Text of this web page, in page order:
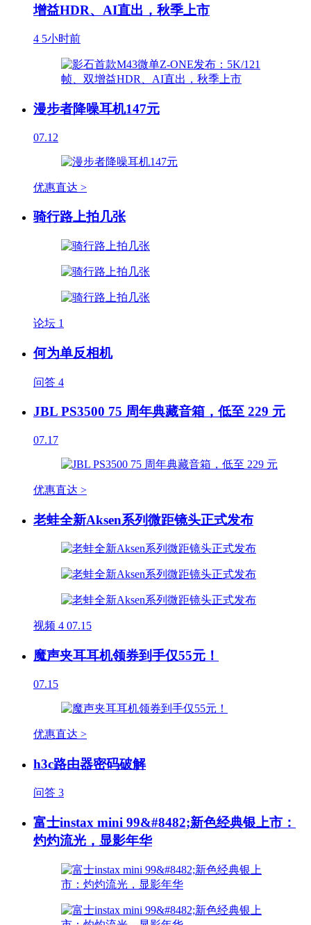
增益HDR、AI直出，秋季上市
4 5小时前
漫步者降噪耳机147元
07.12
优惠直达 >
骑行路上拍几张
论坛 1
何为单反相机
问答 4
JBL PS3500 75 周年典藏音箱，低至 229 元
07.17
优惠直达 >
老蛙全新Aksen系列微距镜头正式发布
视频 4 07.15
魔声夹耳耳机领券到手仅55元！
07.15
优惠直达 >
h3c路由器密码破解
问答 3
富士instax mini 99&#8482;新色经典银上市：
灼灼流光，显影年华